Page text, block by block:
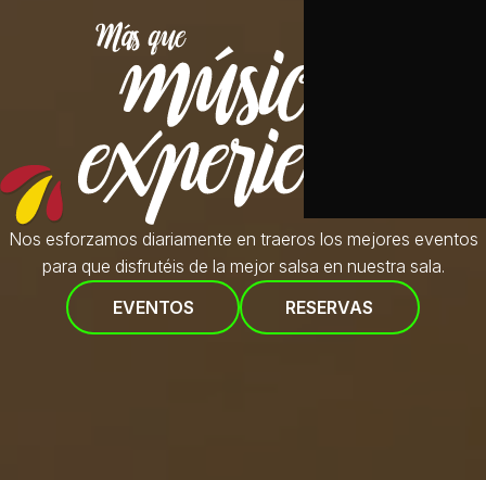
Nos esforzamos diariamente en traeros los mejores eventos
para que disfrutéis de la mejor salsa en nuestra sala.
EVENTOS
RESERVAS